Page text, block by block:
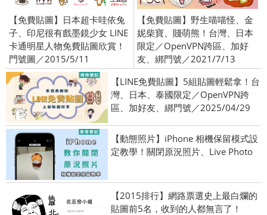
【免費貼圖】日本超卡哇依兔
子、印尼很有戲墨鏡少女 LINE
卡通明星人物免費貼圖欣賞！
門號圖／2015/5/11
【免費貼圖】野生喵喵怪、金
妮柴寶、賤萌熊！台灣、日本
限定／OpenVPN跨區、加好
友、綁門號／2021/7/13
【LINE免費貼圖】5組貼圖輕鬆拿！台
灣、日本、泰國限定／OpenVPN跨
區、加好友、綁門號／2025/04/29
【動態照片】iPhone 相機保留模式設
定教學！關閉原況照片、Live Photo
【2015排行】網路票選史上最白爛的
貼圖前5名，收到的人都無言了！